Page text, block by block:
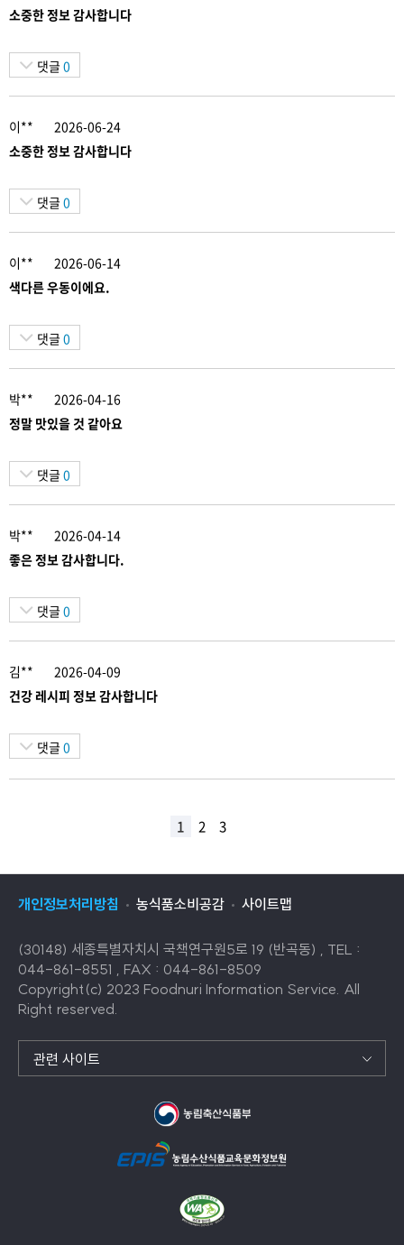
소중한 정보 감사합니다
댓글 0
이**
2026-06-24
소중한 정보 감사합니다
댓글 0
이**
2026-06-14
색다른 우동이에요.
댓글 0
박**
2026-04-16
정말 맛있을 것 같아요
댓글 0
박**
2026-04-14
좋은 정보 감사합니다.
댓글 0
김**
2026-04-09
건강 레시피 정보 감사합니다
댓글 0
1 2 3
개인정보처리방침 농식품소비공감 사이트맵
(30148) 세종특별자치시 국책연구원5로 19 (반곡동) , TEL :
044-861-8551 , FAX : 044-861-8509
Copyright(c) 2023 Foodnuri Information Service. All
Right reserved.
관련 사이트